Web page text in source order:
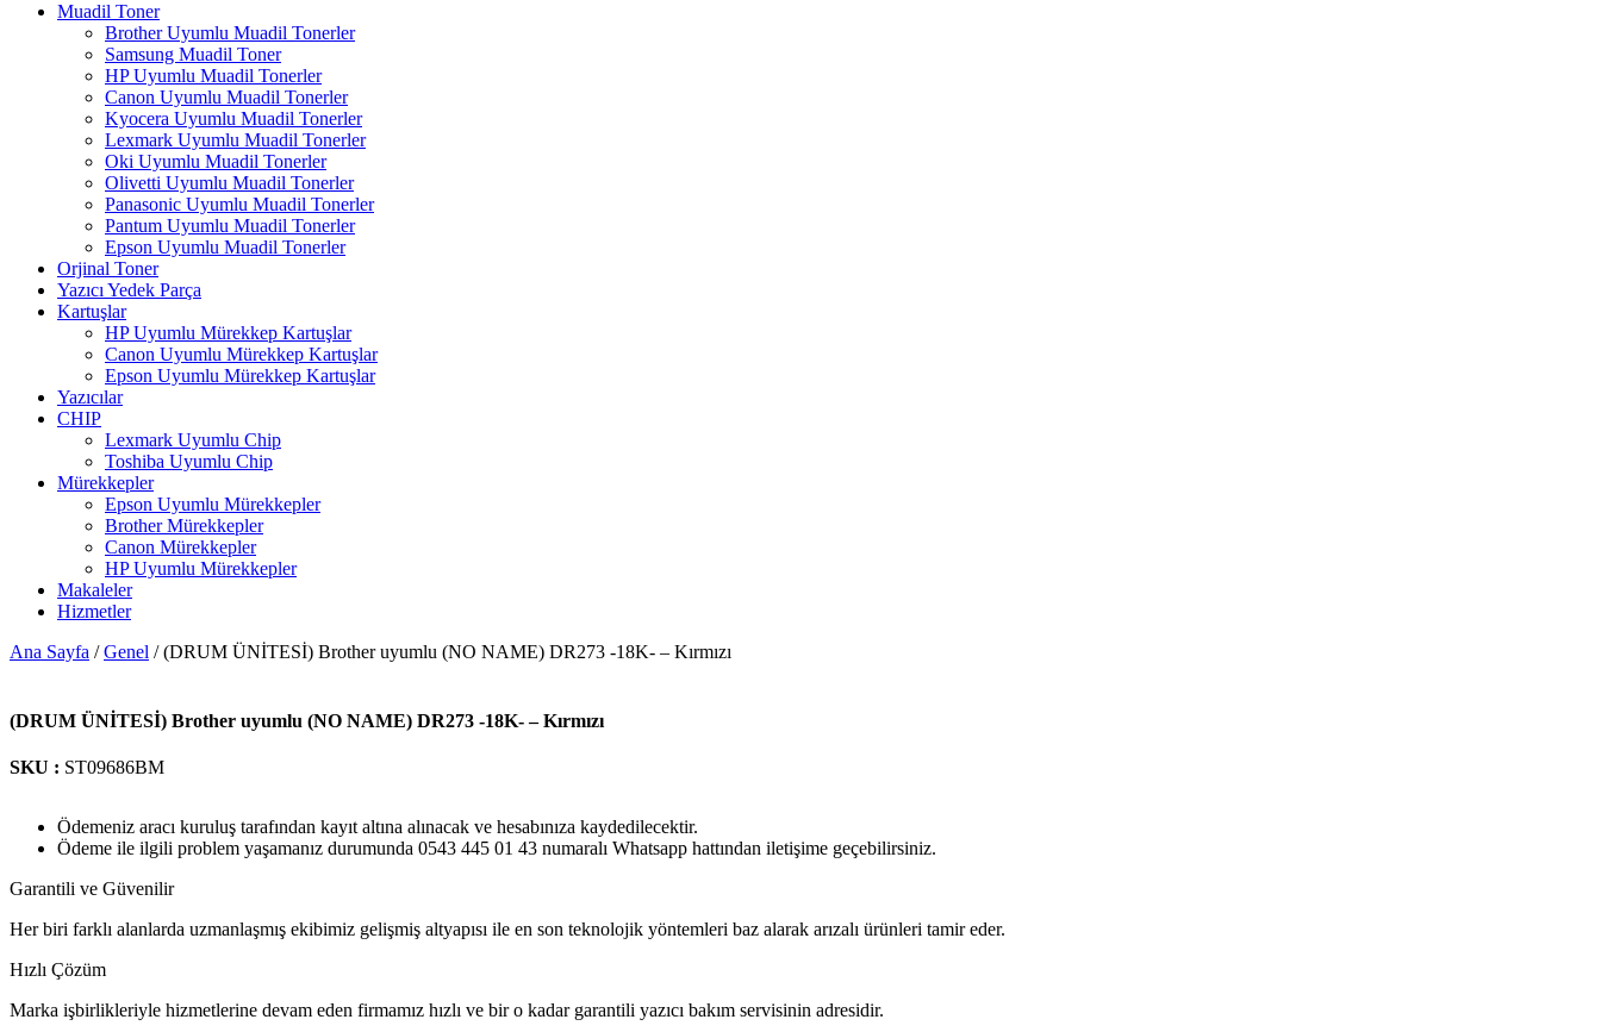
Muadil Toner
Brother Uyumlu Muadil Tonerler
Samsung Muadil Toner
HP Uyumlu Muadil Tonerler
Canon Uyumlu Muadil Tonerler
Kyocera Uyumlu Muadil Tonerler
Lexmark Uyumlu Muadil Tonerler
Oki Uyumlu Muadil Tonerler
Olivetti Uyumlu Muadil Tonerler
Panasonic Uyumlu Muadil Tonerler
Pantum Uyumlu Muadil Tonerler
Epson Uyumlu Muadil Tonerler
Orjinal Toner
Yazıcı Yedek Parça
Kartuşlar
HP Uyumlu Mürekkep Kartuşlar
Canon Uyumlu Mürekkep Kartuşlar
Epson Uyumlu Mürekkep Kartuşlar
Yazıcılar
CHIP
Lexmark Uyumlu Chip
Toshiba Uyumlu Chip
Mürekkepler
Epson Uyumlu Mürekkepler
Brother Mürekkepler
Canon Mürekkepler
HP Uyumlu Mürekkepler
Makaleler
Hizmetler
Ana Sayfa /Genel / (DRUM ÜNİTESİ) Brother uyumlu (NO NAME) DR273 -18K- – Kırmızı
(DRUM ÜNİTESİ) Brother uyumlu (NO NAME) DR273 -18K- – Kırmızı
SKU : ST09686BM
Ödemeniz aracı kuruluş tarafından kayıt altına alınacak ve hesabınıza kaydedilecektir.
Ödeme ile ilgili problem yaşamanız durumunda 0543 445 01 43 numaralı Whatsapp hattından iletişime geçebilirsiniz.
Garantili ve Güvenilir
Her biri farklı alanlarda uzmanlaşmış ekibimiz gelişmiş altyapısı ile en son teknolojik yöntemleri baz alarak arızalı ürünleri tamir eder.
Hızlı Çözüm
Marka işbirlikleriyle hizmetlerine devam eden firmamız hızlı ve bir o kadar garantili yazıcı bakım servisinin adresidir.